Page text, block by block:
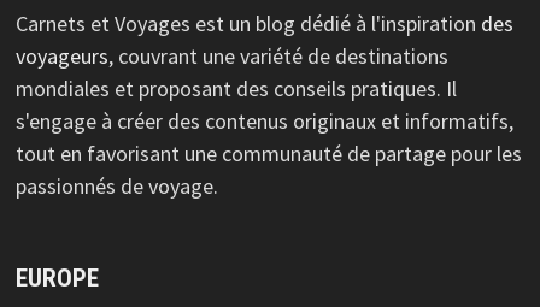
Carnets et Voyages est un blog dédié à l'inspiration des
voyageurs, couvrant une variété de destinations
mondiales et proposant des conseils pratiques. Il
s'engage à créer des contenus originaux et informatifs,
tout en favorisant une communauté de partage pour les
passionnés de voyage.
EUROPE